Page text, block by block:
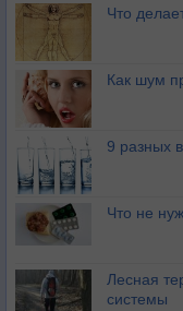
Что
Как шум
9 разных
Что не
Лесная
системы